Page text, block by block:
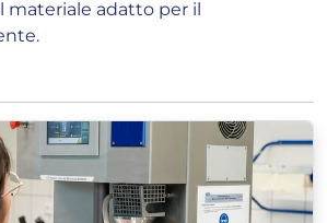
materiale adatto per il